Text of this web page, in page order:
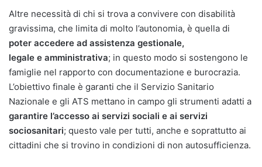
Altre necessità di chi si trova a convivere con disabilità
gravissima, che limita di molto l’autonomia, è quella di
poter accedere ad assistenza gestionale,
legale e amministrativa; in questo modo si sostengono le
famiglie nel rapporto con documentazione e burocrazia.
L’obiettivo finale è garanti che il Servizio Sanitario
Nazionale e gli ATS mettano in campo gli strumenti adatti a
garantire l’accesso ai servizi sociali e ai servizi
sociosanitari; questo vale per tutti, anche e soprattutto ai
cittadini che si trovino in condizioni di non autosufficienza.